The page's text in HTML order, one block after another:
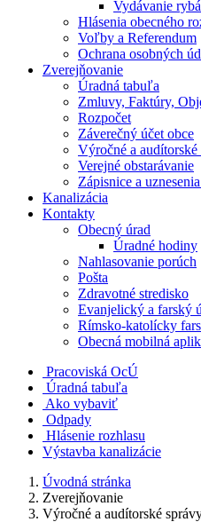
Vydávanie
Hlásenia obecného
Voľby a Referendum
Ochrana osobných
Zverejňovanie
Úradná tabuľa
Zmluvy, Faktúry,
Rozpočet
Záverečný účet obce
Výročné a audítorské
Verejné obstarávanie
Zápisnice a
Kanalizácia
Kontakty
Obecný úrad
Úradné hodiny
Nahlasovanie porúch
Pošta
Zdravotné stredisko
Evanjelický a farský
Rímsko-katolícky
Obecná mobilná
Pracoviská OcÚ
Úradná tabuľa
Ako vybaviť
Odpady
Hlásenie rozhlasu
Výstavba kanalizácie
Úvodná stránka
Zverejňovanie
Výročné a audítorské